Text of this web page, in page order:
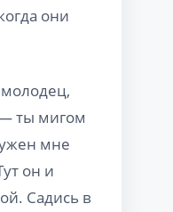
они
— ты мигом
мне
он и
Садись в